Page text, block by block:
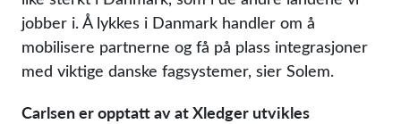
jobber i. Å lykkes i Danmark handler om å
mobilisere partnerne og få på plass integrasjoner
med viktige danske fagsystemer, sier Solem.
Carlsen er opptatt av at Xledger utvikles